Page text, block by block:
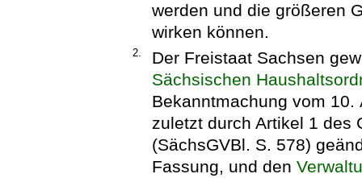
werden und die größeren
wirken können.
2.
Der Freistaat Sachsen
Sächsischen
Bekanntmachung vom
zuletzt durch Artikel 1 des
(SächsGVBl. S. 578)
Fassung, und den